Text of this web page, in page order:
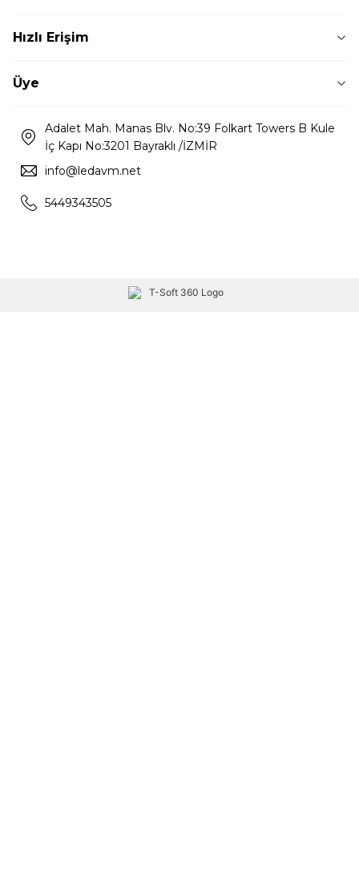
Hızlı Erişim
Üye
Adalet Mah. Manas Blv. No:39 Folkart Towers B Kule
İç Kapı No:3201 Bayraklı /İZMİR
info@ledavm.net
5449343505